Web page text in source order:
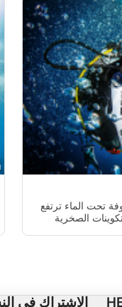
تحت الماء ترتفع
الصخرية
الاشتراك في